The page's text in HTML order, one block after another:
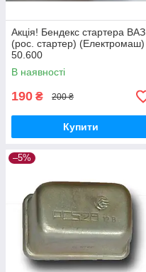
Акція! Бендекс стартера ВАЗ
(рос. стартер) (Електромаш)
50.600
В наявності
190 ₴ 200 ₴
Купити
–5%